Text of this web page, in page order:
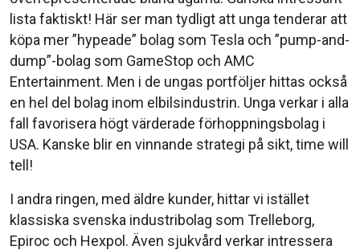
lista faktiskt! Här ser man tydligt att unga tenderar att
köpa mer ”hypeade” bolag som Tesla och ”pump-and-
dump”-bolag som GameStop och AMC
Entertainment. Men i de ungas portföljer hittas också
en hel del bolag inom elbilsindustrin. Unga verkar i alla
fall favorisera högt värderade förhoppningsbolag i
USA. Kanske blir en vinnande strategi på sikt, time will
tell!
I andra ringen, med äldre kunder, hittar vi istället
klassiska svenska industribolag som Trelleborg,
Epiroc och Hexpol. Även sjukvård verkar intressera